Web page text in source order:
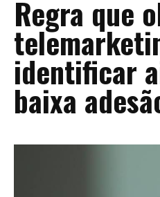
Regra que
identificar
baixa